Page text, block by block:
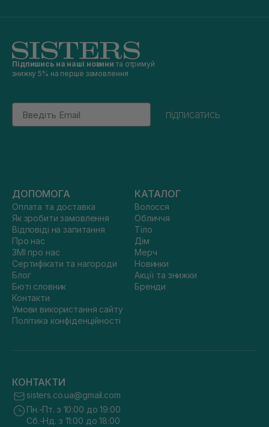
Підпишись на наші новини та отримуй
знижку 5% на перше замовлення
Email
підписатись
ДОПОМОГА
Оплата та доставка
Як зробити замовлення
Відповіді на запитання
Про нас
ЗМІ про нас
Сертифікати та нагороди
Блог
Бюті словник
Контакти
Умови використання сайту
Політика конфіденційності
КАТАЛОГ
Волосся
Обличчя
Тіло
Дім
Мерч
Новинки
Акції та знижки
Бренди
КОНТАКТИ
sisters.co.ua@gmail.com
Пн.-Пт. з 10:00 до 19:00
Сб.-Нд. з 11:00 до 18:00